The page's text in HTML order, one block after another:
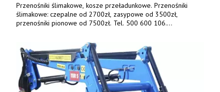
Przenośniki ślimakowe, kosze przeładunkowe. Przenośniki
ślimakowe: czepalne od 2700zł, zasypowe od 3500zł,
przenośniki pionowe od 7500zł. Tel. 500 600 106.